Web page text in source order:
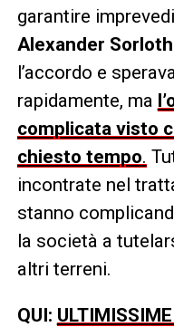
garantire
Alexander Sorloth
l’accordo e
rapidamente, ma
complicata visto
chiesto tempo.
incontrate nel
stanno
la società a
altri terreni.
QUI: